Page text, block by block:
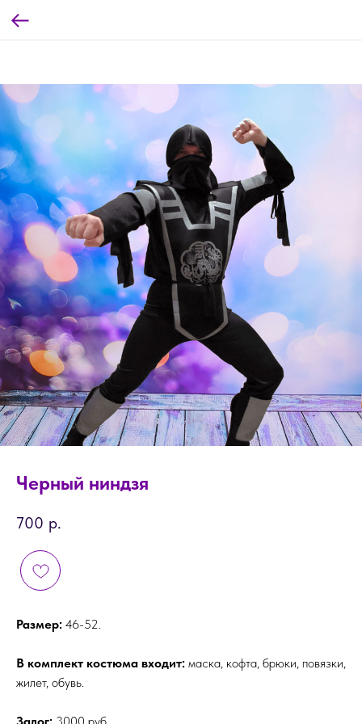
Черный ниндзя
700 р.
Размер: 46-52.
В комплект костюма входит: маска, кофта, брюки, повязки,
жилет, обувь.